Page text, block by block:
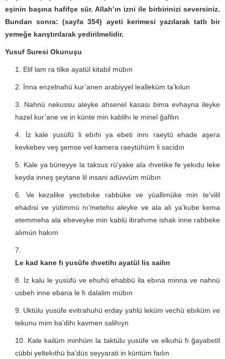
eşinin başına hafifçe sür. Allah’ın izni ile birbirinizi seversiniz.
Bundan sonra: (sayfa 354) ayeti kerimesi yazılarak tatlı bir
yemeğe karıştırılarak yedirilmelidir.
Yusuf Suresi Okunuşu
Elif lam ra tilke ayatül kitabil mübın
İnna enzelnahü kur’anen arabiyyel lealleküm ta’kılun
Nahnü nekussu aleyke ahsenel kasası bima evhayna ileyke
hazel kur’ane ve in künte min kablihı le minel ğafilın
İz kale yusüfü li ebıhi ya ebeti innı raeytü ehade aşera
kevkebev veş şemse vel kamera raeytühüm li sacidın
Kale ya büneyye la taksus rü’yake ala ıhvetike fe yekıdu leke
keyda inneş şeytane lil insani adüvvüm mübın
Ve kezalike yectebıke rabbüke ve yüallimüke min te’vilil
ehadısi ve yütimmü nı’metehu aleyke ve ala ali ya’kube kema
etemmeha ala ebeveyke min kablü ibrahıme ishak inne rabbeke
alımün hakım
Le kad kane fı yusüfe ıhvetihı ayatül lis sailın
İz kalu le yusüfü ve ehuhü ehabbü ila ebına minna ve nahnü
usbeh inne ebana le fı dalalim mübın
Uktülu yusüfe evitrahuhü erday yahlü leküm vechü ebıküm ve
tekunu mim ba’dihı kavmen salihıyn
Kale kailüm minhüm la taktülu yusüfe ve elkuhü fı ğayabetil
cübbi yeltekıthü ba’düs seyyarati in küntüm faılın